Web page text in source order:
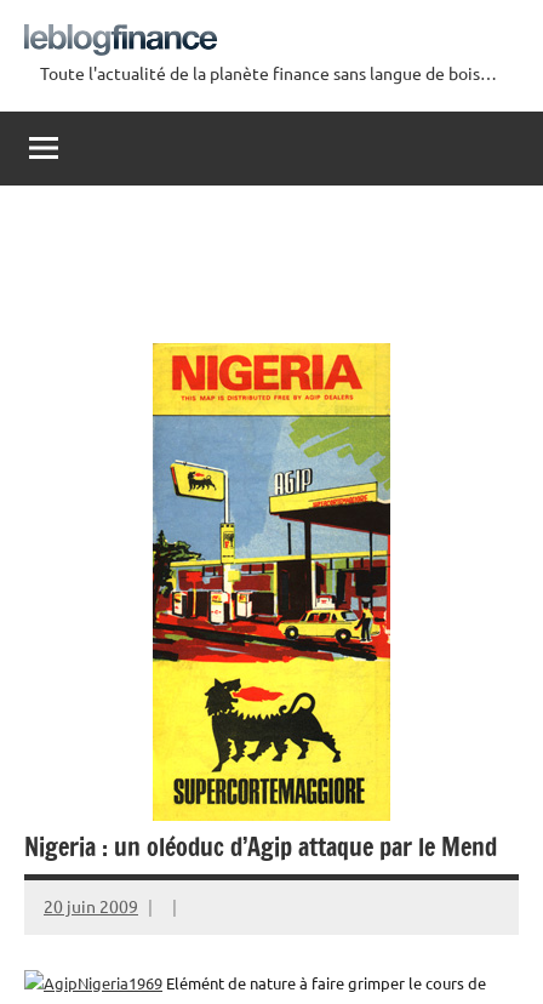
contenu
Le
Blog
Finance
Toute l'actualité de la planète finance sans langue de bois…
Nigeria : un oléoduc d’Agip attaque par le Mend
20 juin 2009
Elémént de nature à faire grimper le cours de